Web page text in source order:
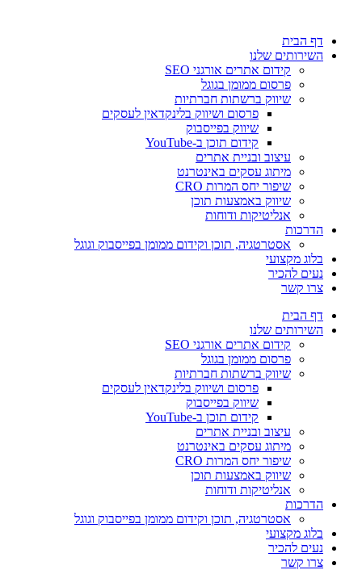
דף הבית
השירותים שלנו
קידום אתרים אורגני SEO
פרסום ממומן בגוגל
שיווק ברשתות חברתיות
פרסום ושיווק בלינקדאין לעסקים
שיווק בפייסבוק
קידום תוכן ב-YouTube
עיצוב ובניית אתרים
מיתוג עסקים באינטרנט
שיפור יחס המרות CRO
שיווק באמצעות תוכן
אנליטיקות ודוחות
הדרכות
אסטרטגיה, תוכן וקידום ממומן בפייסבוק וגוגל
בלוג מקצועי
נעים להכיר
צרו קשר
דף הבית
השירותים שלנו
קידום אתרים אורגני SEO
פרסום ממומן בגוגל
שיווק ברשתות חברתיות
פרסום ושיווק בלינקדאין לעסקים
שיווק בפייסבוק
קידום תוכן ב-YouTube
עיצוב ובניית אתרים
מיתוג עסקים באינטרנט
שיפור יחס המרות CRO
שיווק באמצעות תוכן
אנליטיקות ודוחות
הדרכות
אסטרטגיה, תוכן וקידום ממומן בפייסבוק וגוגל
בלוג מקצועי
נעים להכיר
צרו קשר